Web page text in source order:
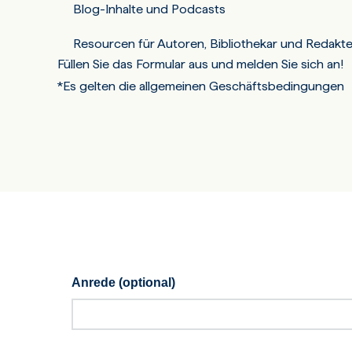
Blog-Inhalte und Podcasts
Resourcen für Autoren, Bibliothekar und
Füllen Sie das Formular aus und melden Sie sich an!
*Es gelten die allgemeinen Geschäftsbedingungen